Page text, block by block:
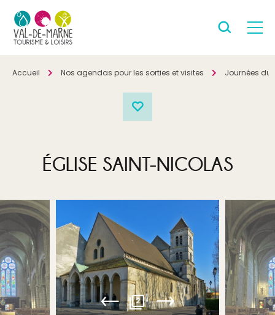
Accueil Nos agendas pour les sorties et visites Journées du
ÉGLISE SAINT-NICOLAS
2